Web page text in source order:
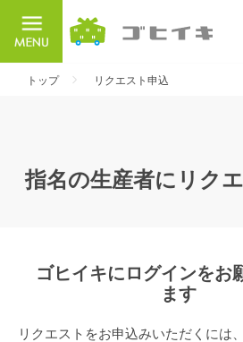
トップ リクエスト申込
指名の生産者にリク
ゴヒイキにログインをお
ます
リクエストをお申込みいただくには